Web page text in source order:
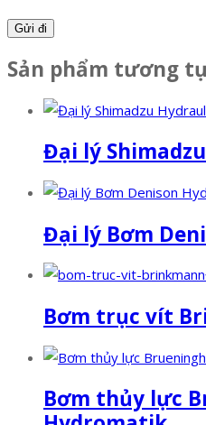
Sản phẩm tương
Đại lý
Đại lý Bơm
Bơm trục vít
Bơm thủy lực